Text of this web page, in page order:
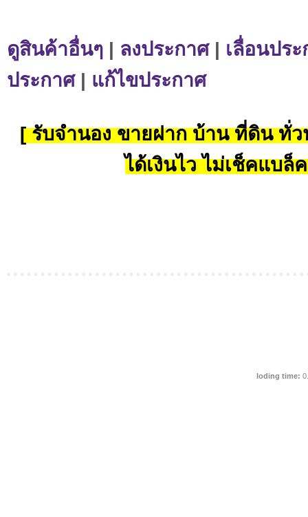
ดูสินค้าอื่นๆ | ลงประกาศ| เลื่อนปร
ประกาศ| แก้ไขประกาศ
[ รับจำนอง ขายฝาก บ้าน ที่ดิน ทั่ว
ได้เงินไว ไม่เช็คแบล็
loding time: